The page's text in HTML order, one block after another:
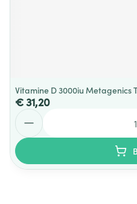
Vitamine D 3000iu Metagenics
€ 31,20